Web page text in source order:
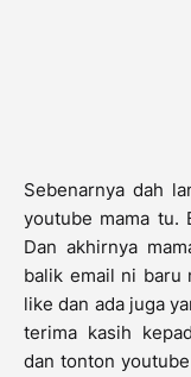
Sebenarnya dah
youtube mama tu.
Dan akhirnya
balik email ni baru
like dan ada juga
terima kasih
dan tonton